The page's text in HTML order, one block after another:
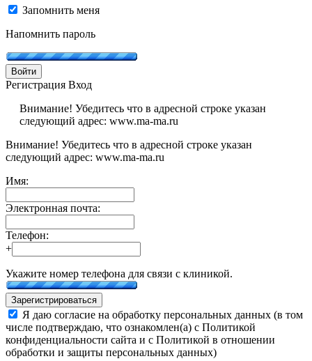
Запомнить меня
Напомнить пароль
Войти
Регистрация Вход
Внимание! Убедитесь что в адресной строке указан
следующий адрес: www.ma-ma.ru
Внимание! Убедитесь что в адресной строке указан
следующий адрес: www.ma-ma.ru
Имя:
Электронная почта:
Телефон:
+
Укажите номер телефона для связи с клиникой.
Зарегистрироваться
Я даю согласие на обработку персональных данных (в том
числе подтверждаю, что ознакомлен(а) с Политикой
конфиденциальности сайта и с Политикой в отношении
обработки и защиты персональных данных)